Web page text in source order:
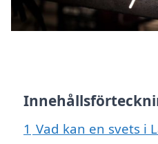
1 Vad kan en svets i